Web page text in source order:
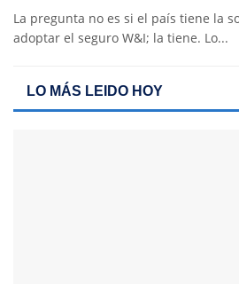
La pregunta no es si el país tiene la
adoptar el seguro W&I; la tiene. Lo...
LO MÁS LEIDO HOY